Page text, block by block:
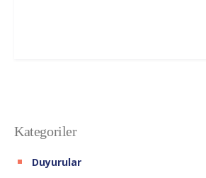
Kategoriler
Duyurular